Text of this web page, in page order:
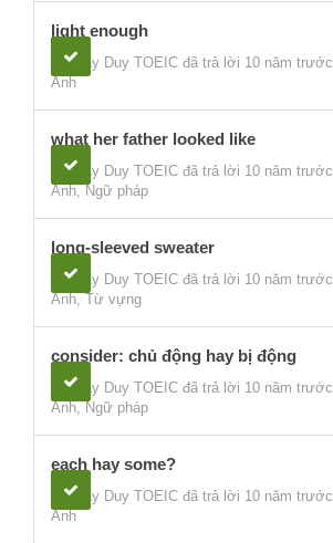
light enough
thầy Duy TOEIC đã trả lời 10 năm trước
Anh
what her father looked like
thầy Duy TOEIC đã trả lời 10 năm trước
Anh, Ngữ pháp
long-sleeved sweater
thầy Duy TOEIC đã trả lời 10 năm trước
Anh, Từ vựng
consider: chủ động hay bị động
thầy Duy TOEIC đã trả lời 10 năm trước
Anh, Ngữ pháp
each hay some?
thầy Duy TOEIC đã trả lời 10 năm trước
Anh